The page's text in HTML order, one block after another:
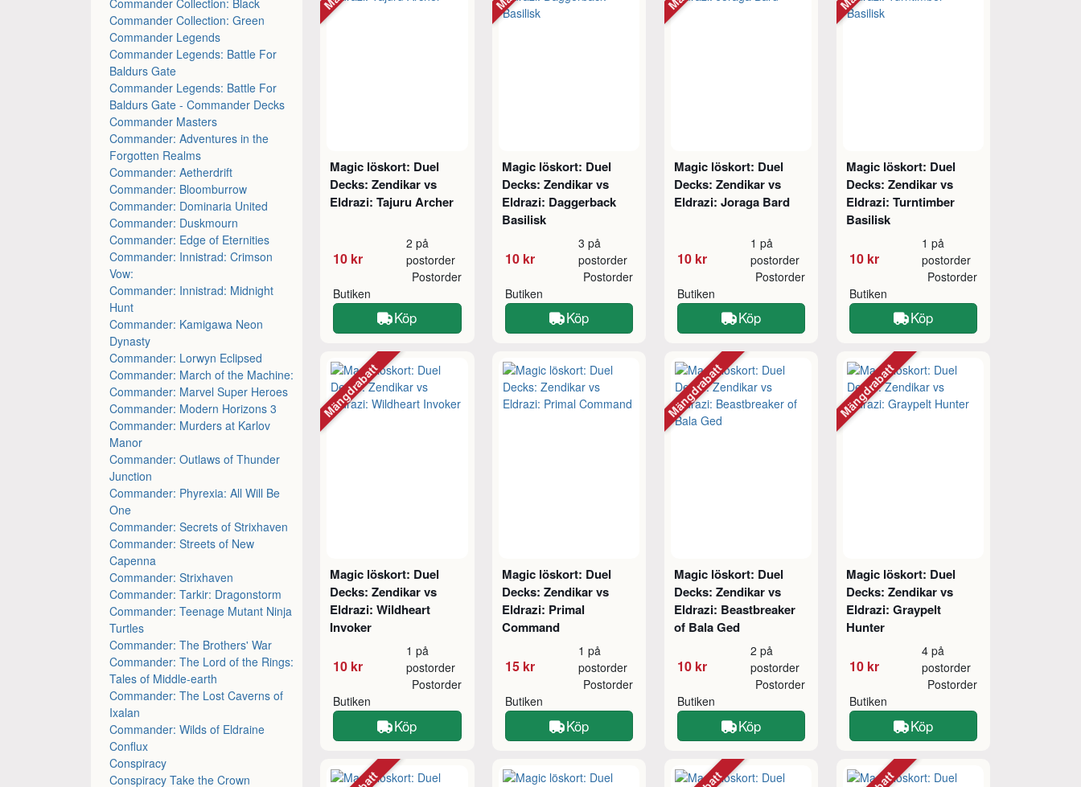
Commander Collection: Green
Commander Legends
Commander Legends: Battle For
Baldurs Gate
Commander Legends: Battle For
Baldurs Gate - Commander Decks
Commander Masters
Commander: Adventures in the
Forgotten Realms
Commander: Aetherdrift
Commander: Bloomburrow
Commander: Dominaria United
Commander: Duskmourn
Commander: Edge of Eternities
Commander: Innistrad: Crimson
Vow:
Commander: Innistrad: Midnight
Hunt
Commander: Kamigawa Neon
Dynasty
Commander: Lorwyn Eclipsed
Commander: March of the Machine:
Commander: Marvel Super Heroes
Commander: Modern Horizons 3
Commander: Murders at Karlov
Manor
Commander: Outlaws of Thunder
Junction
Commander: Phyrexia: All Will Be
One
Commander: Secrets of Strixhaven
Commander: Streets of New
Capenna
Commander: Strixhaven
Commander: Tarkir: Dragonstorm
Commander: Teenage Mutant Ninja
Turtles
Commander: The Brothers' War
Commander: The Lord of the Rings:
Tales of Middle-earth
Commander: The Lost Caverns of
Ixalan
Commander: Wilds of Eldraine
Conflux
Conspiracy
Conspiracy Take the Crown
Magic löskort: Duel
Decks: Zendikar vs
Eldrazi: Tajuru Archer
10 kr
2 på
postorder
Butiken
Postorder
Köp
Magic löskort: Duel
Decks: Zendikar vs
Eldrazi: Daggerback
Basilisk
10 kr
3 på
postorder
Butiken
Postorder
Köp
Magic löskort: Duel
Decks: Zendikar vs
Eldrazi: Joraga Bard
10 kr
1 på
postorder
Butiken
Postorder
Köp
Magic löskort: Duel
Decks: Zendikar vs
Eldrazi: Turntimber
Basilisk
10 kr
1 på
postorder
Butiken
Postorder
Köp
Magic löskort: Duel
Decks: Zendikar vs
Eldrazi: Wildheart
Invoker
10 kr
1 på
postorder
Butiken
Postorder
Köp
Mängdrabatt
Magic löskort: Duel
Decks: Zendikar vs
Eldrazi: Primal
Command
15 kr
1 på
postorder
Butiken
Postorder
Köp
Magic löskort: Duel
Decks: Zendikar vs
Eldrazi: Beastbreaker
of Bala Ged
10 kr
2 på
postorder
Butiken
Postorder
Köp
Mängdrabatt
Magic löskort: Duel
Decks: Zendikar vs
Eldrazi: Graypelt
Hunter
10 kr
4 på
postorder
Butiken
Postorder
Köp
Mängdrabatt